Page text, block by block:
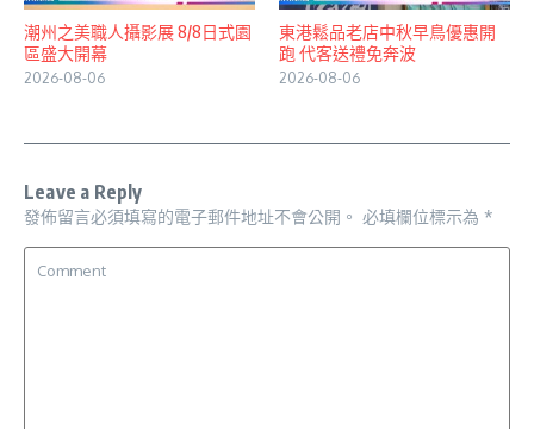
潮州之美職人攝影展 8/8日式園
區盛大開幕
2026-08-06
東港鬆品老店中秋早鳥優惠開
跑 代客送禮免奔波
2026-08-06
Leave a Reply
發佈留言必須填寫的電子郵件地址不會公開。 必填欄位標示為 *